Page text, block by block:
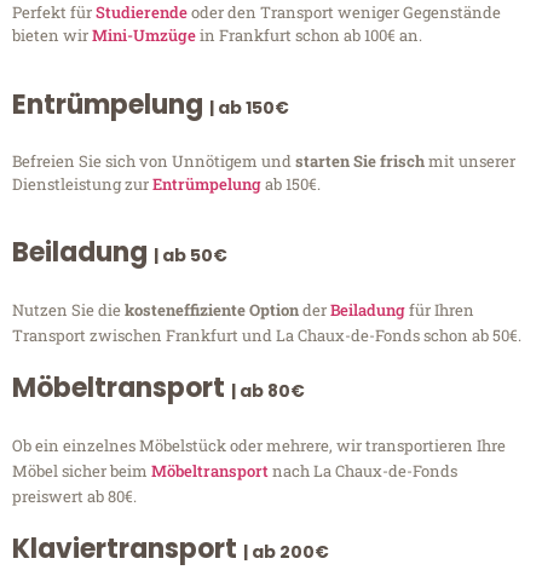
Perfekt fürStudierendeoder den Transport weniger Gegenstände
bieten wirMini-Umzügein Frankfurt schon ab 100€ an.
Entrümpelung | ab 150€
Befreien Sie sich von Unnötigem undstarten Sie frischmit unserer
Dienstleistung zurEntrümpelungab 150€.
Beiladung | ab 50€
Nutzen Sie diekosteneffiziente OptionderBeiladungfür Ihren
Transport zwischen Frankfurt und La Chaux-de-Fonds schon ab 50€.
Möbeltransport | ab 80€
Ob ein einzelnes Möbelstück oder mehrere, wir transportieren Ihre
Möbel sicher beim Möbeltransportnach La Chaux-de-Fonds
preiswert ab 80€.
Klaviertransport | ab 200€